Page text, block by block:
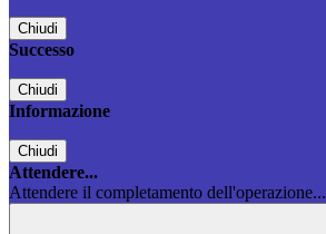
Chiudi
Successo
Chiudi
Informazione
Chiudi
Attendere...
Attendere il completamento dell'operazione...